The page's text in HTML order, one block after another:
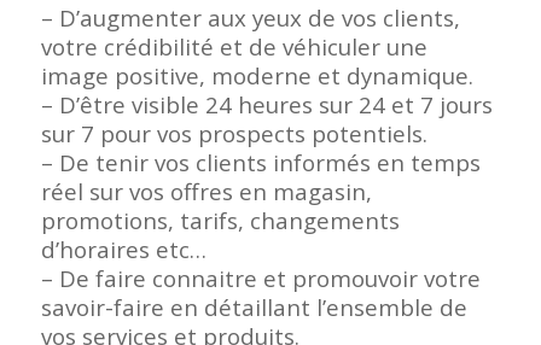
– D’augmenter aux yeux de vos clients,
votre crédibilité et de véhiculer une
image positive, moderne et dynamique.
– D’être visible 24 heures sur 24 et 7 jours
sur 7 pour vos prospects potentiels.
– De tenir vos clients informés en temps
réel sur vos offres en magasin,
promotions, tarifs, changements
d’horaires etc…
– De faire connaitre et promouvoir votre
savoir-faire en détaillant l’ensemble de
vos services et produits.